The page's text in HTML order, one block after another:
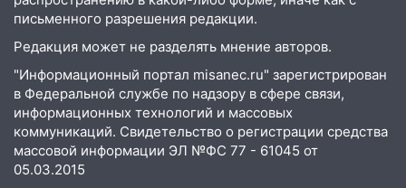
Ульяновской области
08:30
Поджог со свечой, 16 сгоревших
домов и выстрел за водку
07:50 Какая погоды будет днем 8
августа
06:45
Императорский мост в
Ульяновске останется закрытым до
письменного разрешения редакции.
Редакция может не разделять мнение авторов.
"Информационный портал misanec.ru" зарегистрирован
в Федеральной службе по надзору в сфере связи,
информационных технологий и массовых
коммуникаций. Свидетельство о регистрации средства
массовой информации ЭЛ №ФС 77 - 61045 от
05.03.2015